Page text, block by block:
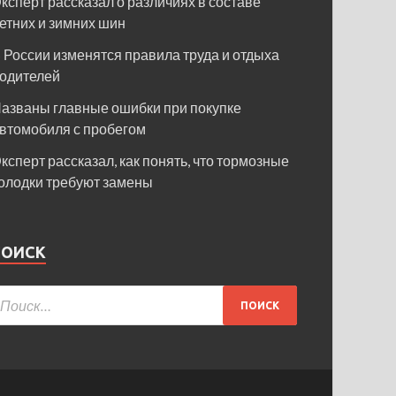
и зимних шин
России изменятся правила труда и отдыха
главные ошибки при покупке
с пробегом
рассказал, как понять, что тормозные
требуют замены